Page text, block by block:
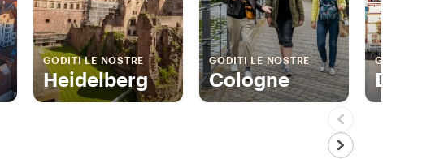
GODITI LE NOSTRE
Heidelberg
GODITI LE NOSTRE
Cologne
GODITI